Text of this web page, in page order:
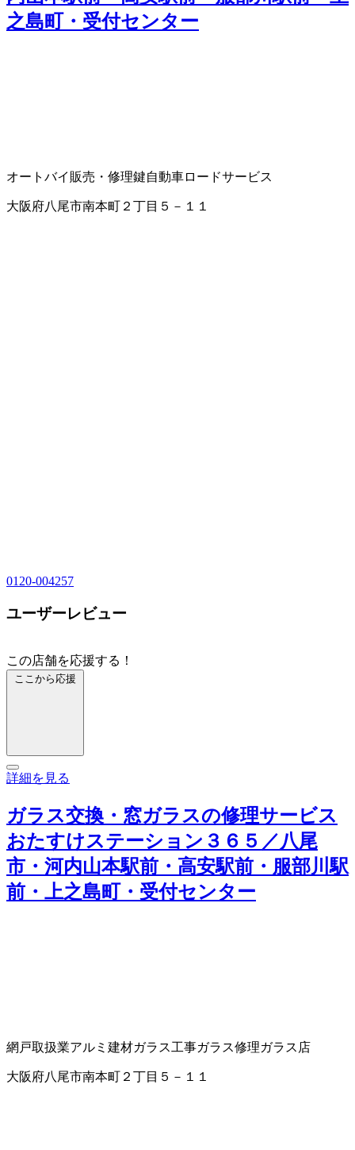
之島町・受付センター
オートバイ販売・修理鍵自動車ロードサービス
大阪府八尾市南本町２丁目５－１１
0120-004257
ユーザーレビュー
この店舗を応援する！
ここから応援
詳細を見る
ガラス交換・窓ガラスの修理サービス
おたすけステーション３６５／八尾
市・河内山本駅前・高安駅前・服部川駅
前・上之島町・受付センター
網戸取扱業アルミ建材ガラス工事ガラス修理ガラス店
大阪府八尾市南本町２丁目５－１１